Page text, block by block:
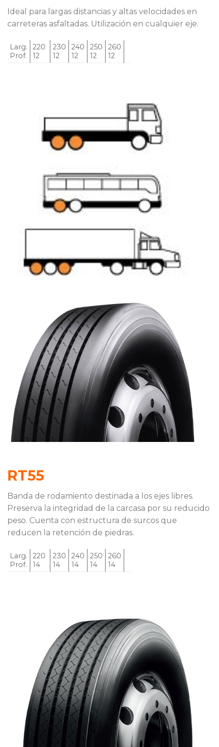
Ideal para largas distancias y altas velocidades en
carreteras asfaltadas. Utilización en cualquier eje.
Larg.
Prof.
220
12
230
12
240
12
250
12
260
12
RT55
Banda de rodamiento destinada a los ejes libres.
Preserva la integridad de la carcasa por su reducido
peso. Cuenta con estructura de surcos que
reducen la retención de piedras.
Larg.
Prof.
220
14
230
14
240
14
250
14
260
14